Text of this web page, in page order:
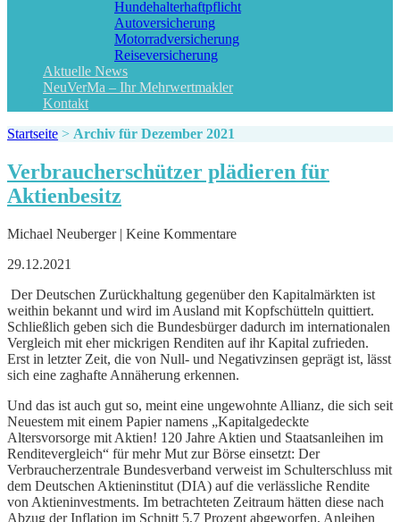
Hundehalterhaftpflicht
Autoversicherung
Motorradversicherung
Reiseversicherung
Aktuelle News
NeuVerMa – Ihr Mehrwertmakler
Kontakt
Startseite > Archiv für Dezember 2021
Verbraucherschützer plädieren für
Aktienbesitz
Michael Neuberger | Keine Kommentare
29.12.2021
Der Deutschen Zurückhaltung gegenüber den Kapitalmärkten ist
weithin bekannt und wird im Ausland mit Kopfschütteln quittiert.
Schließlich geben sich die Bundesbürger dadurch im internationalen
Vergleich mit eher mickrigen Renditen auf ihr Kapital zufrieden.
Erst in letzter Zeit, die von Null- und Negativzinsen geprägt ist, lässt
sich eine zaghafte Annäherung erkennen.
Und das ist auch gut so, meint eine ungewohnte Allianz, die sich seit
Neuestem mit einem Papier namens „Kapitalgedeckte
Altersvorsorge mit Aktien! 120 Jahre Aktien und Staatsanleihen im
Renditevergleich“ für mehr Mut zur Börse einsetzt: Der
Verbraucherzentrale Bundesverband verweist im Schulterschluss mit
dem Deutschen Aktieninstitut (DIA) auf die verlässliche Rendite
von Aktieninvestments. Im betrachteten Zeitraum hätten diese nach
Abzug der Inflation im Schnitt 5,7 Prozent abgeworfen, Anleihen